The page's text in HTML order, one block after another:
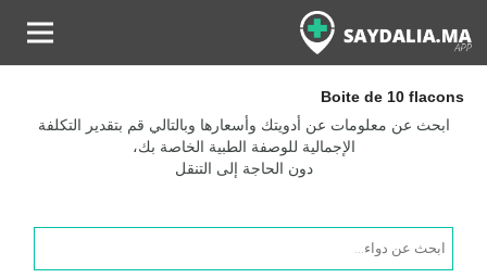
Boite de 10 flacons
ابحث عن معلومات عن أدويتك وأسعارها وبالتالي قم بتقدير التكلفة
الإجمالية للوصفة الطبية الخاصة بك،
دون الحاجة إلى التنقل
Products
search